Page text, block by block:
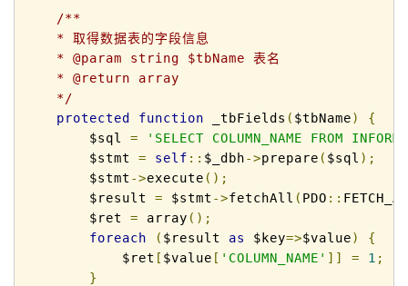
/**
* 取得数据表的字段信息
* @param string $tbName 表名
* @return array
*/
protected
function _tbFields ( $tbName)
{
$sql =
'SELECT COLUMN_NAME FROM
$stmt = self :: $_dbh->prepare ( $sql );
$stmt ->execute ();
$result = $stmt ->fetchAll ( PDO ::
$ret = array ();
foreach
( $result as $key=>$value)
{
$ret [ $value [ 'COLUMN_NAME' ]] = 1 ;
}